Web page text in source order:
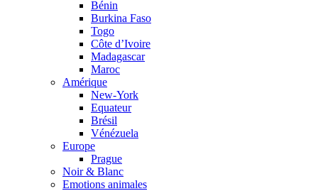
Bénin
Burkina Faso
Togo
Côte d’Ivoire
Madagascar
Maroc
Amérique
New-York
Equateur
Brésil
Vénézuela
Europe
Prague
Noir & Blanc
Emotions animales